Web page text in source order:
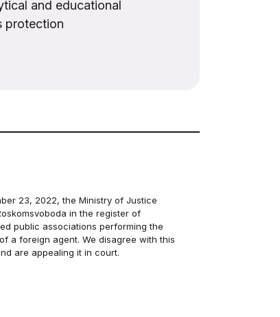
and educational
protection
23, 2022, the Ministry of Justice
in the register of
public associations performing the
a foreign agent. We disagree with this
are appealing it in court.